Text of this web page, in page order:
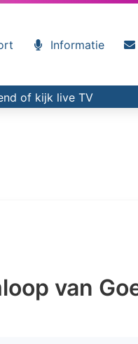
Informatie
of kijk live TV
van